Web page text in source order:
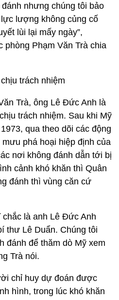
nhưng chúng tôi bảo
lượng không củng cố
lùi lại mấy ngày”,
phòng Phạm Văn Trà chia
trách nhiệm
Trà, ông Lê Đức Anh là
trách nhiệm. Sau khi Mỹ
qua theo dõi các động
phá hoại hiệp định của
nơi không đánh dẫn tới bị
cảnh khó khăn thì Quân
đánh thì vùng căn cứ
là anh Lê Đức Anh
thư Lê Duẩn. Chúng tôi
đánh để thăm dò Mỹ xem
Trà nói.
chỉ huy dự đoán được
hình, trong lúc khó khăn